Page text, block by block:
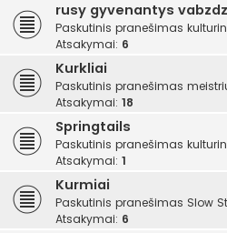
rusy gyvenantys
Paskutinis pranešimas
Atsakymai: 6
Kurkliai
Paskutinis pranešimas
Atsakymai: 18
Springtails
Paskutinis pranešimas
Atsakymai: 1
Kurmiai
Paskutinis pranešimas Slow
Atsakymai: 6